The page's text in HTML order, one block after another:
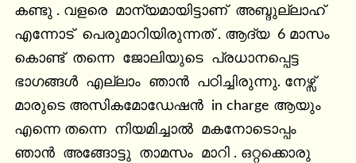
കണ്ടു . വളരെ  മാന്യമായിട്ടാണ്  അബ്ദുല്ലാഹ്
എന്നോട്  പെരുമാറിയിരുന്നത് . ആദ്യ  6 മാസം
കൊണ്ട്  തന്നെ  ജോലിയുടെ  പ്രധാനപ്പെട്ട
ഭാഗങ്ങൾ  എല്ലാം  ഞാൻ  പഠിച്ചിരുന്നു. നേഴ്സ്
മാരുടെ അസികമോഡേഷൻ  in charge ആയും
എന്നെ തന്നെ  നിയമിച്ചാൽ  മകനോടൊപ്പം
ഞാൻ  അങ്ങോട്ടു  താമസം  മാറി . ഒറ്റക്കൊരു